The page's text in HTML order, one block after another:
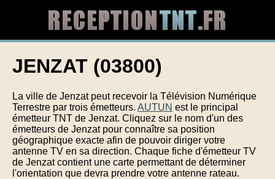
JENZAT (03800)
La ville de Jenzat peut recevoir la Télévision Numérique
Terrestre par trois émetteurs. AUTUN est le principal
émetteur TNT de Jenzat. Cliquez sur le nom d'un des
émetteurs de Jenzat pour connaître sa position
géographique exacte afin de pouvoir diriger votre
antenne TV en sa direction. Chaque fiche d'émetteur TV
de Jenzat contient une carte permettant de déterminer
l'orientation que devra prendre votre antenne rateau.